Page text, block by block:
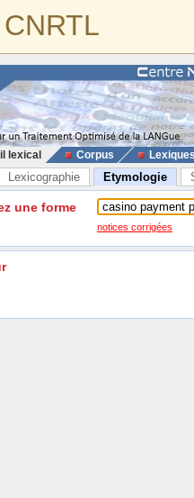
lexical Corpus
Lexicographie Etymologie
une forme
notices corrigées